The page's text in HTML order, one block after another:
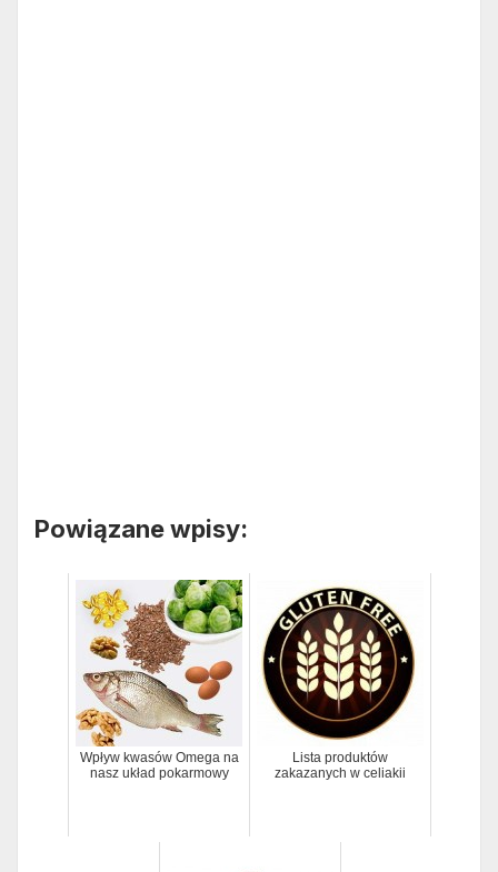
Powiązane wpisy:
Wpływ kwasów Omega na
nasz układ pokarmowy
Lista produktów
zakazanych w celiakii